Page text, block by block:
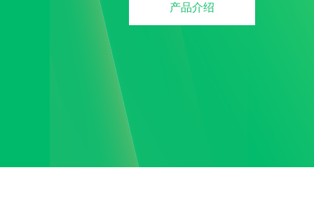
产品介绍